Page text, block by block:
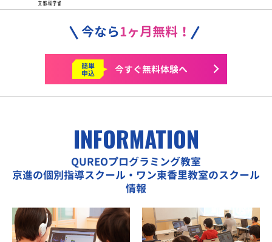
今なら1ヶ月無料！
簡単
申込 今すぐ無料体験へ
INFORMATION
QUREOプログラミング教室
京進の個別指導スクール・ワン東香里教室のスクール
情報